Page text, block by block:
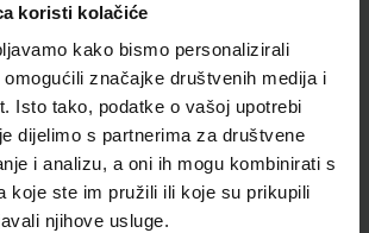
koristi kolačiće
kako bismo personalizirali
značajke društvenih medija i
Isto tako, podatke o vašoj upotrebi
dijelimo s partnerima za društvene
i analizu, a oni ih mogu kombinirati s
koje ste im pružili ili koje su prikupili
njihove usluge.
PVC za školske
dimenzije
427x277; tip 176